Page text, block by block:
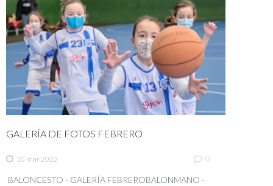
GALERÍA DE FOTOS FEBRERO
10 mar 2022 0
BALONCESTO - GALERÍA FEBREROBALONMANO -